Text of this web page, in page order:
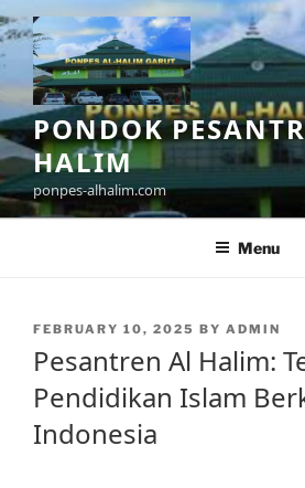
Skip
to
content
PONDOK
HALIM
ponpes-alhalim.com
Menu
POSTED
FEBRUARY 10, 2025 BY ADMIN
Pesantren Al Halim:
Pendidikan Islam
Indonesia